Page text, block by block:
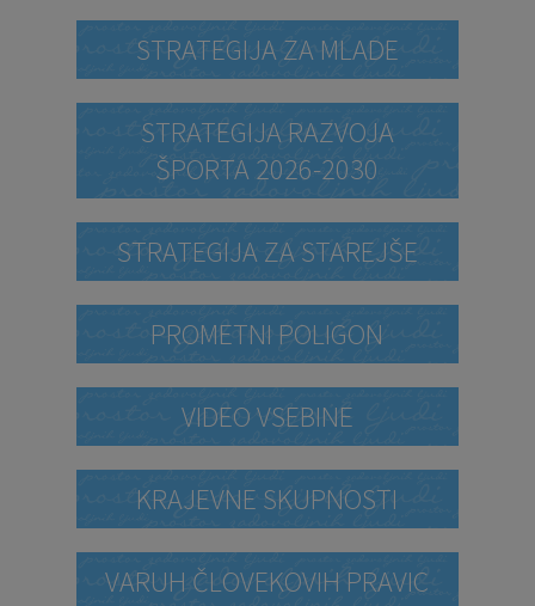
STRATEGIJA ZA MLADE
STRATEGIJA RAZVOJA
ŠPORTA 2026-2030
STRATEGIJA ZA STAREJŠE
PROMETNI POLIGON
VIDEO VSEBINE
KRAJEVNE SKUPNOSTI
VARUH ČLOVEKOVIH PRAVIC